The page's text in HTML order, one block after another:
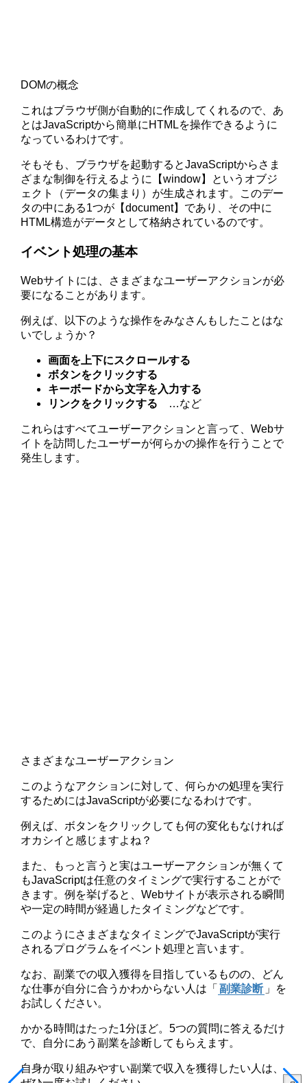
DOMの概念
これはブラウザ側が自動的に作成してくれるので、あ
とはJavaScriptから簡単にHTMLを操作できるように
なっているわけです。
そもそも、ブラウザを起動するとJavaScriptからさま
ざまな制御を行えるように【window】というオブジ
ェクト（データの集まり）が生成されます。このデー
タの中にある1つが【document】であり、その中に
HTML構造がデータとして格納されているのです。
イベント処理の基本
Webサイトには、さまざまなユーザーアクションが必
要になることがあります。
例えば、以下のような操作をみなさんもしたことはな
いでしょうか？
画面を上下にスクロールする
ボタンをクリックする
キーボードから文字を入力する
リンクをクリックする …など
これらはすべてユーザーアクションと言って、Webサ
イトを訪問したユーザーが何らかの操作を行うことで
発生します。
さまざまなユーザーアクション
このようなアクションに対して、何らかの処理を実行
するためにはJavaScriptが必要になるわけです。
例えば、ボタンをクリックしても何の変化もなければ
オカシイと感じますよね？
また、もっと言うと実はユーザーアクションが無くて
もJavaScriptは任意のタイミングで実行することがで
きます。例を挙げると、Webサイトが表示される瞬間
や一定の時間が経過したタイミングなどです。
このようにさまざまなタイミングでJavaScriptが実行
されるプログラムをイベント処理と言います。
なお、副業での収入獲得を目指しているものの、どん
な仕事が自分に合うかわからない人は「 副業診断 」を
お試しください。
かかる時間はたった1分ほど。5つの質問に答えるだけ
で、自分にあう副業を診断してもらえます。
自身が取り組みやすい副業で収入を獲得したい人は、